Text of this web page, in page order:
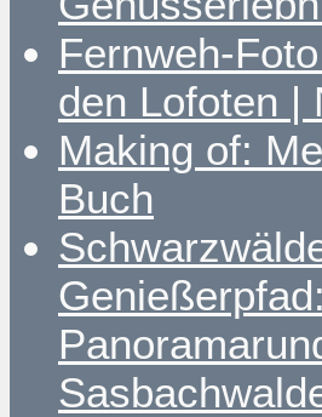
Fernweh-
den Lofoten |
Making of:
Buch